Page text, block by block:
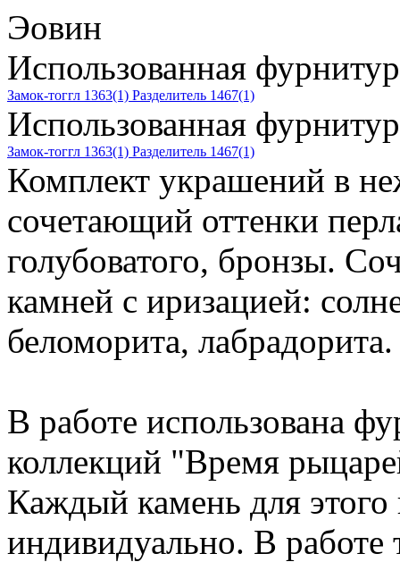
Эовин
Использованная
Замок-тоггл 1363(1) Разделитель 1467(1)
Использованная
Замок-тоггл 1363(1) Разделитель 1467(1)
Комплект украшений в
сочетающий оттенки
голубоватого, бронзы.
камней с иризацией:
беломорита, лабрадорита.
В работе использована
коллекций "Время
Каждый камень для этого
индивидуально. В работе